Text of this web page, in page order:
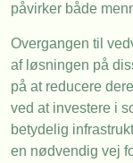
påvirker både
Overgangen til
af løsningen på
på at reducere
ved at investere i
betydelig
en nødvendig vej